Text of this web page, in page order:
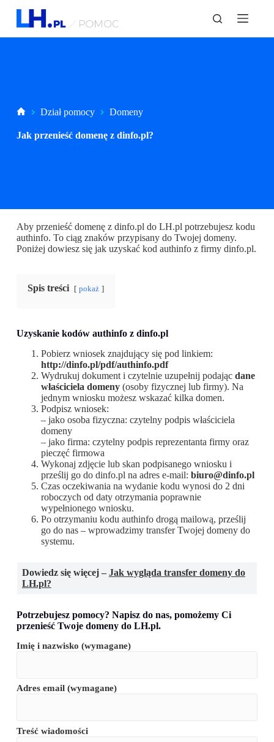
P
StronaDział pomocy Domeny
Jak przenieść domenę z dinfo.pl?
Aby przenieść domenę z dinfo.pl do LH.pl potrzebujesz kodu
authinfo. To ciąg znaków przypisany do Twojej domeny.
Poniżej dowiesz się jak uzyskać kod authinfo z firmy dinfo.pl.
Spis treści pokaż
Uzyskanie kodów authinfo zdinfo.pl
Pobierz wniosek znajdujący się pod linkiem:
http://dinfo.pl/pdf/authinfo.pdf
Wydrukuj dokument i czytelnie uzupełnij podając dane
właściciela domeny(osoby fizycznej lub firmy). Na
jednym wniosku możesz wskazać kilka domen.
Podpisz wniosek:
– jako osoba fizyczna: czytelny podpis właściciela
domeny
– jako firma: czytelny podpis reprezentanta firmy oraz
pieczęć firmowa
Wykonaj zdjęcie lub skan podpisanego wniosku i
prześlij go do dinfo.pl na adres e-mail: biuro@dinfo.pl
Czas oczekiwania na wydanie kodu wynosi do 2 dni
roboczych od daty otrzymania poprawnie
wypełnionego wniosku.
Po otrzymaniu kodu authinfo drogą mailową, prześlij
go do nas – wprowadzimy transfer Twojej domeny do
systemu.
Dowiedz się więcej – Jak wygląda transfer domeny do
LH.pl?
Potrzebujesz pomocy? Napisz do nas, pomożemy Ci
przenieść Twoje domeny do LH.pl.
Imię i nazwisko (wymagane)
Adres email (wymagane)
Treść wiadomości